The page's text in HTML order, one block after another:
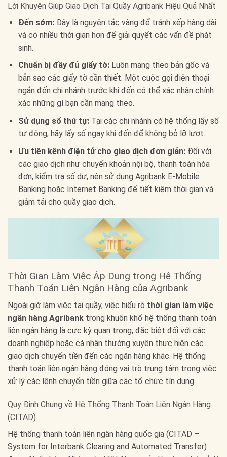
Lời Khuyên Giúp Giao Dịch Tại Quầy Agribank Hiệu Quả Nhất
Đến sớm:Đây là nguyên tắc vàng để tránh xếp hàng dài
và có nhiều thời gian hơn để giải quyết các vấn đề phát
sinh.
Chuẩn bị đầy đủ giấy tờ:Luôn mang theo bản gốc và
bản sao các giấy tờ cần thiết. Một cuộc gọi điện thoại
ngắn đến chi nhánh trước khi đến có thể xác nhận chính
xác những gì bạn cần mang theo.
Sử dụng số thứ tự:Tại các chi nhánh có hệ thống lấy số
tự động, hãy lấy số ngay khi đến để không bỏ lỡ lượt.
Ưu tiên kênh điện tử cho giao dịch đơn giản:Đối với
các giao dịch như chuyển khoản nội bộ, thanh toán hóa
đơn, kiểm tra số dư, nên sử dụng Agribank E-Mobile
Banking hoặc Internet Banking để tiết kiệm thời gian và
giảm tải cho quầy giao dịch.
Thời Gian Làm Việc Áp Dụng trong Hệ Thống
Thanh Toán Liên Ngân Hàng của Agribank
Ngoài giờ làm việc tại quầy, việc hiểu rõ thời gian làm việc
ngân hàng Agribank trong khuôn khổ hệ thống thanh toán
liên ngân hàng là cực kỳ quan trọng, đặc biệt đối với các
doanh nghiệp hoặc cá nhân thường xuyên thực hiện các
giao dịch chuyển tiền đến các ngân hàng khác. Hệ thống
thanh toán liên ngân hàng đóng vai trò trung tâm trong việc
xử lý các lệnh chuyển tiền giữa các tổ chức tín dụng.
Quy Định Chung về Hệ Thống Thanh Toán Liên Ngân Hàng
(CITAD)
Hệ thống thanh toán liên ngân hàng quốc gia (CITAD –
System for Interbank Clearing and Automated Transfer)